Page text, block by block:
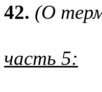
42. (О
часть 5: